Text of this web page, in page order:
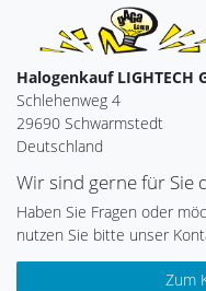
Halogenkauf LIGHTECH
Schlehenweg 4
29690 Schwarmstedt
Deutschland
Wir sind gerne für Sie
Haben Sie Fragen oder
nutzen Sie bitte unser
Zum